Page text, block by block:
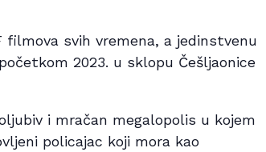
filmova svih vremena, a jedinstvenu
2023. u sklopu Češljaonice
i mračan megalopolis u kojem
policajac koji mora kao